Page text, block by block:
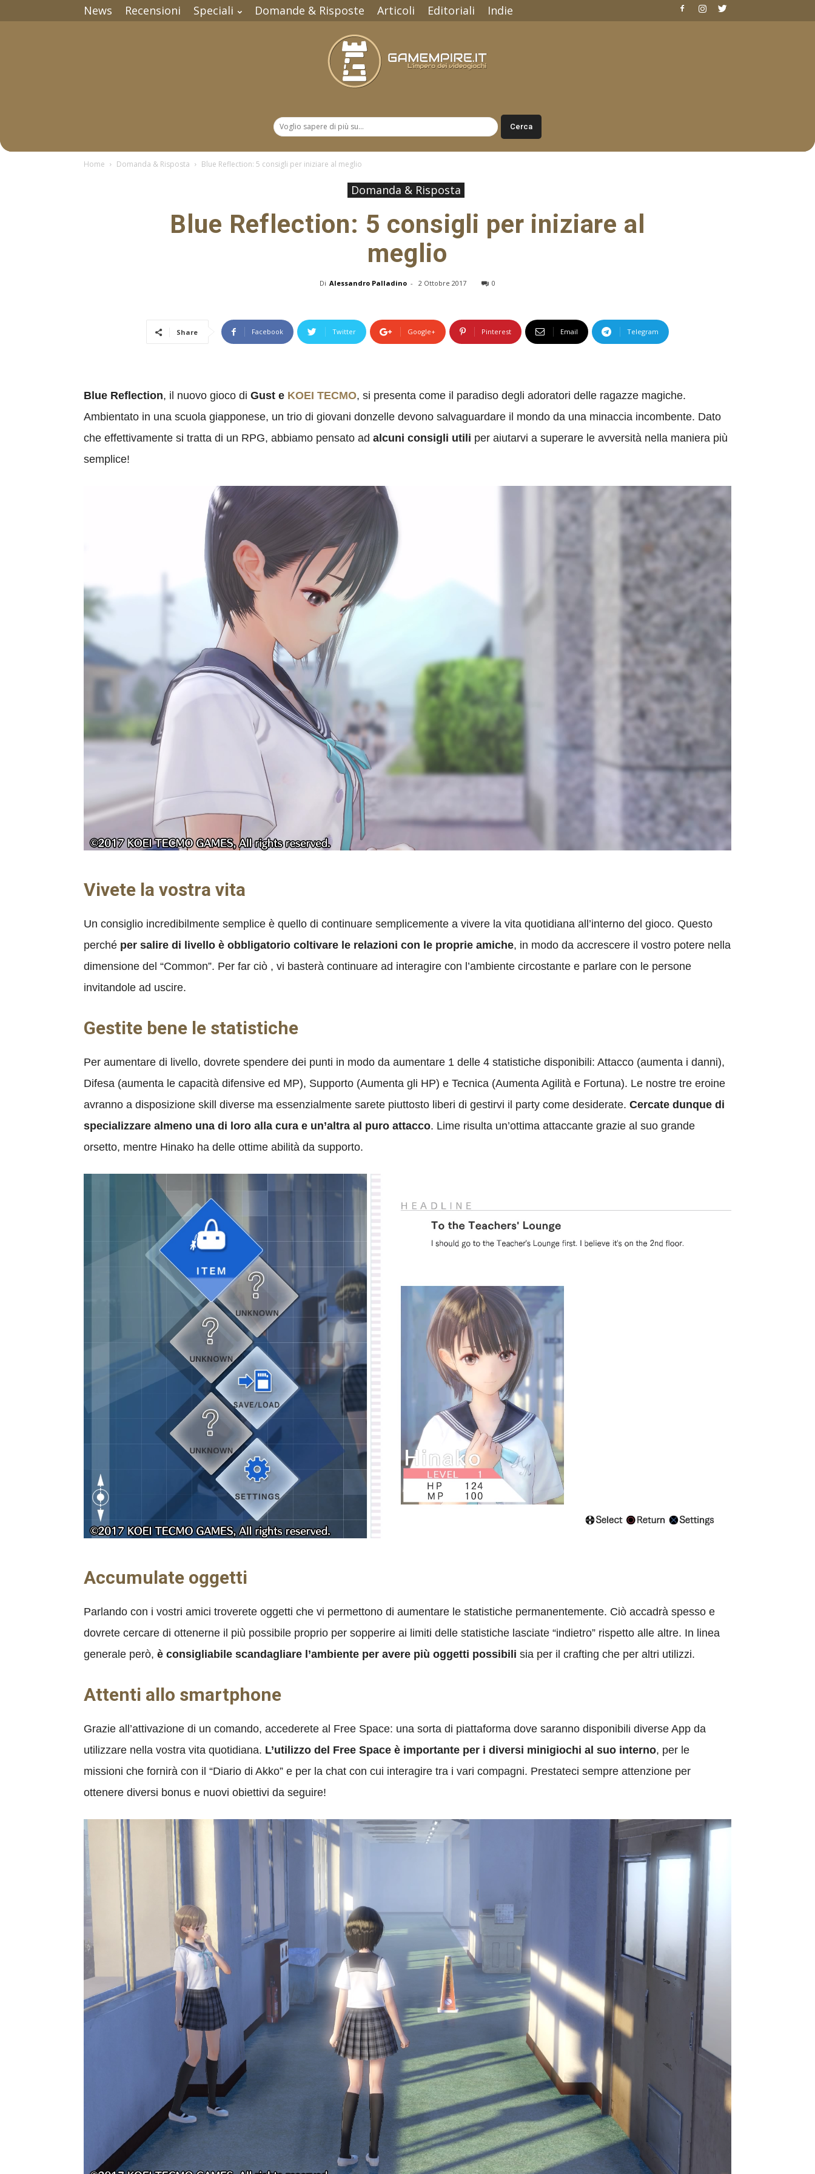
News Recensioni Speciali Domande & Risposte Articoli Editoriali Indie
Home Domanda & Risposta Blue Reflection: 5 consigli per iniziare al meglio
Domanda & Risposta
Blue Reflection: 5 consigli per iniziare al
meglio
Di Alessandro Palladino - 2 Ottobre 2017 0
Share Facebook Twitter Google+ Pinterest Email Telegram
Blue Reflection, il nuovo gioco di Gust e KOEI TECMO, si presenta come il paradiso degli adoratori delle ragazze magiche.
Ambientato in una scuola giapponese, un trio di giovani donzelle devono salvaguardare il mondo da una minaccia incombente. Dato
che effettivamente si tratta di un RPG, abbiamo pensato ad alcuni consigli utili per aiutarvi a superare le avversità nella maniera più
semplice!
Vivete la vostra vita
Un consiglio incredibilmente semplice è quello di continuare semplicemente a vivere la vita quotidiana all’interno del gioco. Questo
perché per salire di livello è obbligatorio coltivare le relazioni con le proprie amiche, in modo da accrescere il vostro potere nella
dimensione del “Common”. Per far ciò , vi basterà continuare ad interagire con l’ambiente circostante e parlare con le persone
invitandole ad uscire.
Gestite bene le statistiche
Per aumentare di livello, dovrete spendere dei punti in modo da aumentare 1 delle 4 statistiche disponibili: Attacco (aumenta i danni),
Difesa (aumenta le capacità difensive ed MP), Supporto (Aumenta gli HP) e Tecnica (Aumenta Agilità e Fortuna). Le nostre tre eroine
avranno a disposizione skill diverse ma essenzialmente sarete piuttosto liberi di gestirvi il party come desiderate. Cercate dunque di
specializzare almeno una di loro alla cura e un’altra al puro attacco. Lime risulta un’ottima attaccante grazie al suo grande
orsetto, mentre Hinako ha delle ottime abilità da supporto.
Accumulate oggetti
Parlando con i vostri amici troverete oggetti che vi permettono di aumentare le statistiche permanentemente. Ciò accadrà spesso e
dovrete cercare di ottenerne il più possibile proprio per sopperire ai limiti delle statistiche lasciate “indietro” rispetto alle altre. In linea
generale però, è consigliabile scandagliare l’ambiente per avere più oggetti possibili sia per il crafting che per altri utilizzi.
Attenti allo smartphone
Grazie all’attivazione di un comando, accederete al Free Space: una sorta di piattaforma dove saranno disponibili diverse App da
utilizzare nella vostra vita quotidiana. L’utilizzo del Free Space è importante per i diversi minigiochi al suo interno, per le
missioni che fornirà con il “Diario di Akko” e per la chat con cui interagire tra i vari compagni. Prestateci sempre attenzione per
ottenere diversi bonus e nuovi obiettivi da seguire!